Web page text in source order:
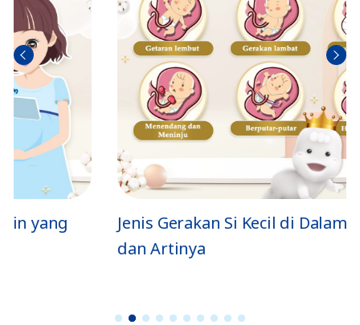
Jenis Gerakan Si Kecil di Dalam Perut
Trở
về
Tiếp
theo
1 2 3 4 5 6 7 8 9 1